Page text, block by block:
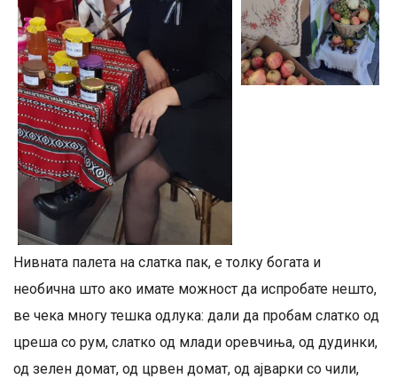
Нивната палета на слатка пак, е толку богата и
необична што ако имате можност да испробате нешто,
ве чека многу тешка одлука: дали да пробам слатко од
цреша со рум, слатко од млади оревчиња, од дудинки,
од зелен домат, од црвен домат, од ајварки со чили,